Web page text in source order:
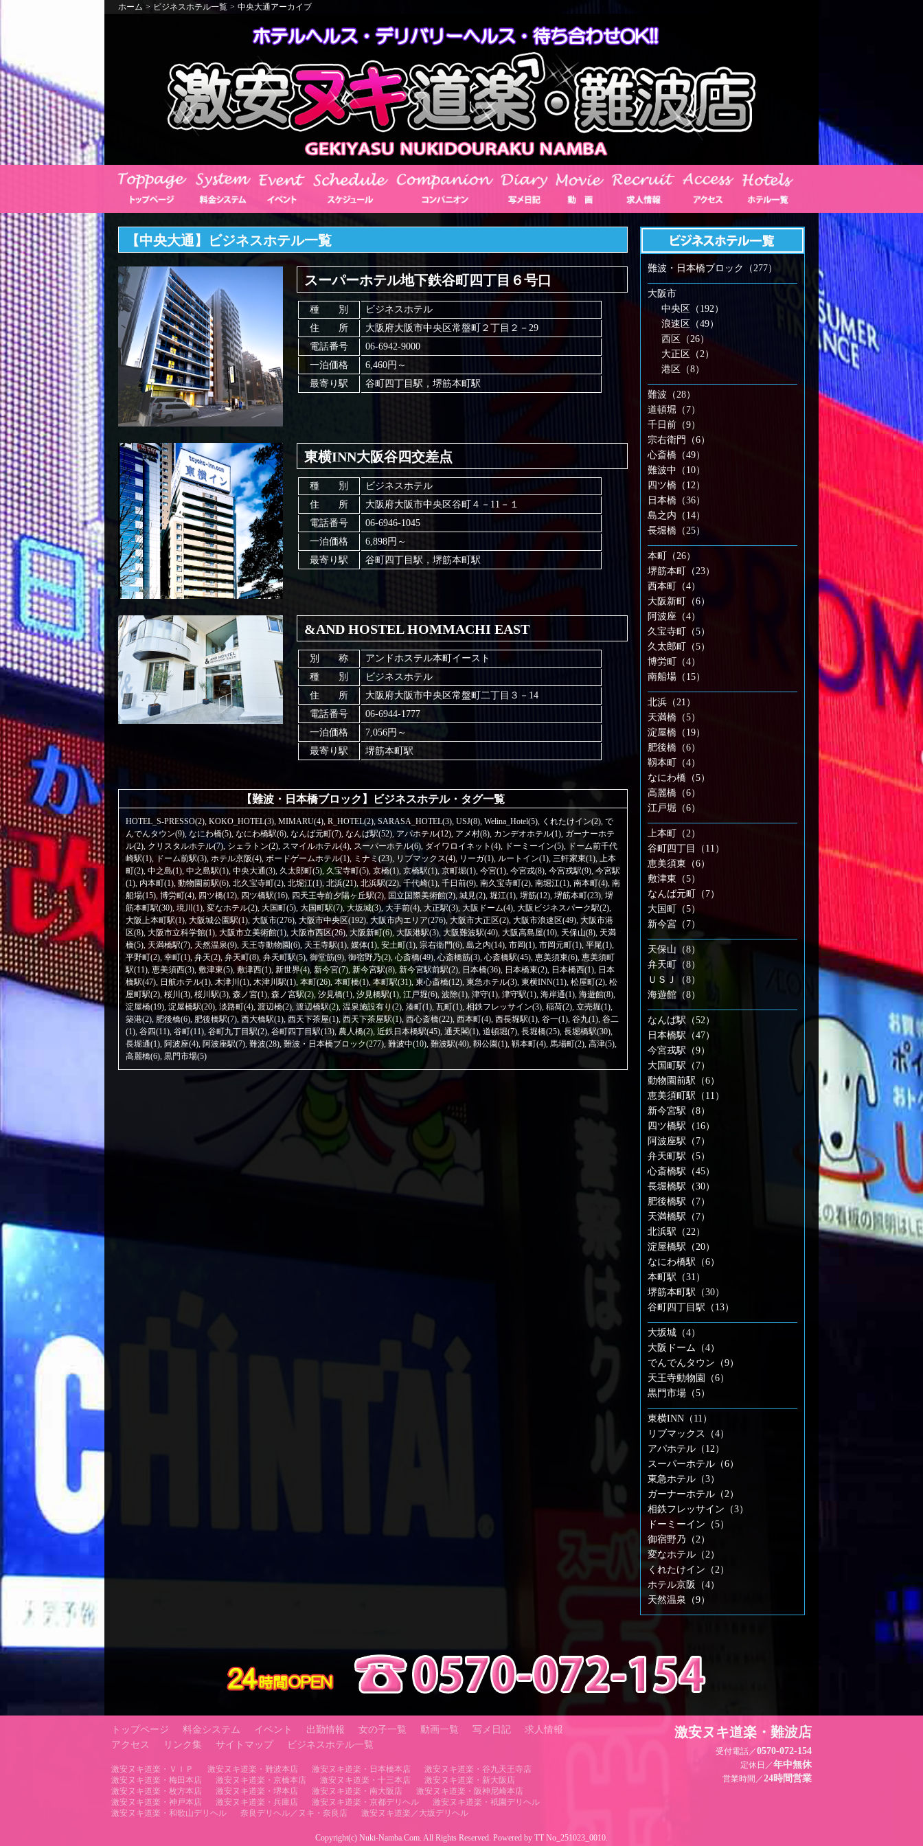
ホーム > ビジネスホテル一覧 > 中央大通アーカイブ
【中央大通】ビジネスホテル一覧
スーパーホテル地下鉄谷町四丁目６号口
種 別
ビジネスホテル
住 所
大阪府大阪市中央区常盤町２丁目２－29
電話番号
06-6942-9000
一泊価格
6,460円～
最寄り駅
谷町四丁目駅，堺筋本町駅
東横INN大阪谷四交差点
種 別
ビジネスホテル
住 所
大阪府大阪市中央区谷町４－11－１
電話番号
06-6946-1045
一泊価格
6,898円～
最寄り駅
谷町四丁目駅，堺筋本町駅
&AND HOSTEL HOMMACHI EAST
別 称
アンドホステル本町イースト
種 別
ビジネスホテル
住 所
大阪府大阪市中央区常盤町二丁目３－14
電話番号
06-6944-1777
一泊価格
7,056円～
最寄り駅
堺筋本町駅
【難波・日本橋ブロック】ビジネスホテル・タグ一覧
HOTEL_S-PRESSO(2), KOKO_HOTEL(3), MIMARU(4), R_HOTEL(2), SARASA_HOTEL(3), USJ(8), Welina_Hotel(5), くれたけイン(2), で
んでんタウン(9), なにわ橋(5), なにわ橋駅(6), なんば元町(7), なんば駅(52), アパホテル(12), アメ村(8), カンデオホテル(1), ガーナーホテ
ル(2), クリスタルホテル(7), シェラトン(2), スマイルホテル(4), スーパーホテル(6), ダイワロイネット(4), ドーミーイン(5), ドーム前千代
崎駅(1), ドーム前駅(3), ホテル京阪(4), ボードゲームホテル(1), ミナミ(23), リブマックス(4), リーガ(1), ルートイン(1), 三軒家東(1), 上本
町(2), 中之島(1), 中之島駅(1), 中央大通(3), 久太郎町(5), 久宝寺町(5), 京橋(1), 京橋駅(1), 京町堀(1), 今宮(1), 今宮戎(8), 今宮戎駅(9), 今宮駅
(1), 内本町(1), 動物園前駅(6), 北久宝寺町(2), 北堀江(1), 北浜(21), 北浜駅(22), 千代崎(1), 千日前(9), 南久宝寺町(2), 南堀江(1), 南本町(4), 南
船場(15), 博労町(4), 四ツ橋(12), 四ツ橋駅(16), 四天王寺前夕陽ヶ丘駅(2), 国立国際美術館(2), 城見(2), 堀江(1), 堺筋(12), 堺筋本町(23), 堺
筋本町駅(30), 境川(1), 変なホテル(2), 大国町(5), 大国町駅(7), 大坂城(3), 大手前(4), 大正駅(3), 大阪ドーム(4), 大阪ビジネスパーク駅(2),
大阪上本町駅(1), 大阪城公園駅(1), 大阪市(276), 大阪市中央区(192), 大阪市内エリア(276), 大阪市大正区(2), 大阪市浪速区(49), 大阪市港
区(8), 大阪市立科学館(1), 大阪市立美術館(1), 大阪市西区(26), 大阪新町(6), 大阪港駅(3), 大阪難波駅(40), 大阪高島屋(10), 天保山(8), 天満
橋(5), 天満橋駅(7), 天然温泉(9), 天王寺動物園(6), 天王寺駅(1), 媒体(1), 安土町(1), 宗右衛門(6), 島之内(14), 市岡(1), 市岡元町(1), 平尾(1),
平野町(2), 幸町(1), 弁天(2), 弁天町(8), 弁天町駅(5), 御堂筋(9), 御宿野乃(2), 心斎橋(49),心斎橋筋(3), 心斎橋駅(45), 恵美須東(6), 恵美須町
駅(11), 恵美須西(3), 敷津東(5), 敷津西(1), 新世界(4), 新今宮(7), 新今宮駅(8), 新今宮駅前駅(2), 日本橋(36), 日本橋東(2), 日本橋西(1), 日本
橋駅(47), 日航ホテル(1), 木津川(1), 木津川駅(1), 本町(26), 本町橋(1), 本町駅(31), 東心斎橋(12), 東急ホテル(3), 東横INN(11), 松屋町(2), 松
屋町駅(2), 桜川(3), 桜川駅(3), 森ノ宮(1), 森ノ宮駅(2), 汐見橋(1), 汐見橋駅(1), 江戸堀(6), 波除(1), 津守(1), 津守駅(1), 海岸通(1), 海遊館(8),
淀屋橋(19), 淀屋橋駅(20), 淡路町(4), 渡辺橋(2), 渡辺橋駅(2), 温泉施設有り(2), 湊町(1), 瓦町(1), 相鉄フレッサイン(3), 稲荷(2), 立売堀(1),
築港(2), 肥後橋(6), 肥後橋駅(7), 西大橋駅(1), 西天下茶屋(1), 西天下茶屋駅(1), 西心斎橋(22), 西本町(4), 西長堀駅(1), 谷一(1), 谷九(1), 谷二
(1), 谷四(11), 谷町(11), 谷町九丁目駅(2), 谷町四丁目駅(13), 農人橋(2), 近鉄日本橋駅(45), 通天閣(1), 道頓堀(7), 長堀橋(25), 長堀橋駅(30),
長堀通(1), 阿波座(4), 阿波座駅(7), 難波(28), 難波・日本橋ブロック(277), 難波中(10), 難波駅(40), 靱公園(1), 靱本町(4), 馬場町(2), 高津(5),
高麗橋(6), 黒門市場(5)
難波・日本橋ブロック（277）
大阪市
中央区（192）
浪速区（49）
西区（26）
大正区（2）
港区（8）
難波（28）
道頓堀（7）
千日前（9）
宗右衛門（6）
心斎橋（49）
難波中（10）
四ツ橋（12）
日本橋（36）
島之内（14）
長堀橋（25）
本町（26）
堺筋本町（23）
西本町（4）
大阪新町（6）
阿波座（4）
久宝寺町（5）
久太郎町（5）
博労町（4）
南船場（15）
北浜（21）
天満橋（5）
淀屋橋（19）
肥後橋（6）
靱本町（4）
なにわ橋（5）
高麗橋（6）
江戸堀（6）
上本町（2）
谷町四丁目（11）
恵美須東（6）
敷津東（5）
なんば元町（7）
大国町（5）
新今宮（7）
天保山（8）
弁天町（8）
ＵＳＪ（8）
海遊館（8）
なんば駅（52）
日本橋駅（47）
今宮戎駅（9）
大国町駅（7）
動物園前駅（6）
恵美須町駅（11）
新今宮駅（8）
四ツ橋駅（16）
阿波座駅（7）
弁天町駅（5）
心斎橋駅（45）
長堀橋駅（30）
肥後橋駅（7）
天満橋駅（7）
北浜駅（22）
淀屋橋駅（20）
なにわ橋駅（6）
本町駅（31）
堺筋本町駅（30）
谷町四丁目駅（13）
大坂城（4）
大阪ドーム（4）
でんでんタウン（9）
天王寺動物園（6）
黒門市場（5）
東横INN（11）
リブマックス（4）
アパホテル（12）
スーパーホテル（6）
東急ホテル（3）
ガーナーホテル（2）
相鉄フレッサイン（3）
ドーミーイン（5）
御宿野乃（2）
変なホテル（2）
くれたけイン（2）
ホテル京阪（4）
天然温泉（9）
トップページ 料金システム イベント 出勤情報 女の子一覧 動画一覧 写メ日記
求人情報
アクセス
リンク集 サイトマップ ビジネスホテル一覧
激安ヌキ道楽・ＶＩＰ 激安ヌキ道楽・難波本店 激安ヌキ道楽・日本橋本店
激安ヌキ道楽・谷九天王寺店
激安ヌキ道楽・梅田本店
激安ヌキ道楽・京橋本店 激安ヌキ道楽・十三本店
激安ヌキ道楽・新大阪店
激安ヌキ道楽・枚方本店
激安ヌキ道楽・堺本店 激安ヌキ道楽・南大阪店
激安ヌキ道楽・阪神尼崎本店
激安ヌキ道楽・神戸本店
激安ヌキ道楽・兵庫店 激安ヌキ道楽・京都デリヘル
激安ヌキ道楽・祇園デリヘル
激安ヌキ道楽・和歌山デリヘル
奈良デリヘル／ヌキ・奈良店 激安ヌキ道楽／大坂デリヘル
激安ヌキ道楽・難波店
受付電話／0570-072-154
定休日／年中無休
営業時間／24時間営業
Copyright(c) Nuki-Namba.Com. All Rights Reserved. Powered by TT No_251023_0010.